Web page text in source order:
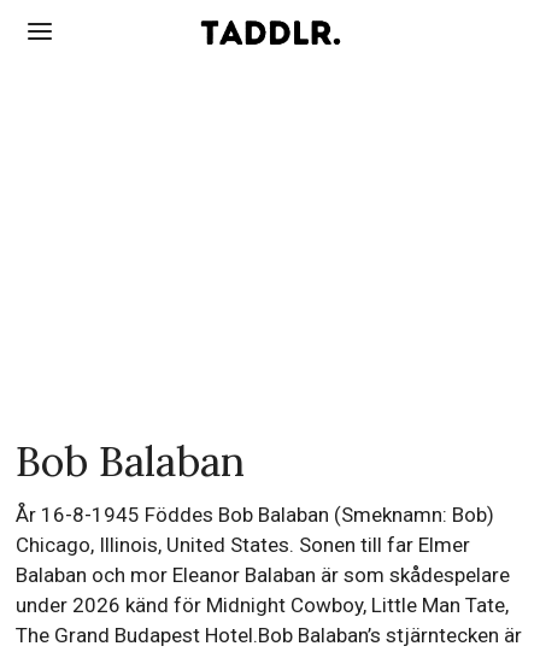
Bob Balaban
År 16-8-1945 Föddes Bob Balaban (Smeknamn: Bob)
Chicago, Illinois, United States. Sonen till far Elmer
Balaban och mor Eleanor Balaban är som skådespelare
under 2026 känd för Midnight Cowboy, Little Man Tate,
The Grand Budapest Hotel.Bob Balaban’s stjärntecken är